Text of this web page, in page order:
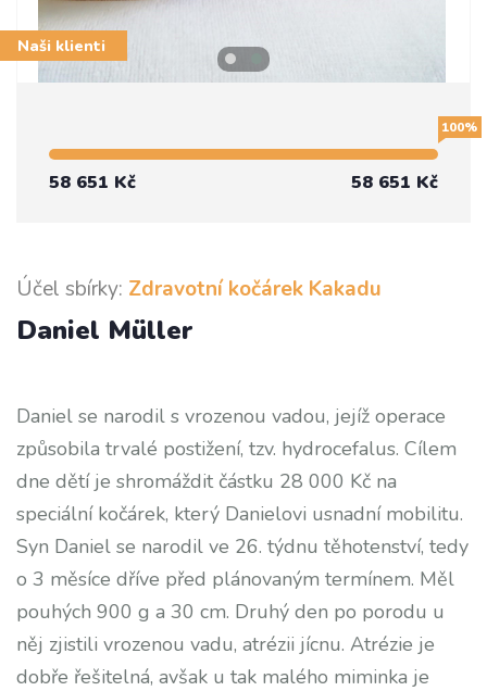
Naši klienti
100%
58 651 Kč 58 651 Kč
Účel sbírky: Zdravotní kočárek Kakadu
Daniel Müller
Daniel se narodil s vrozenou vadou, jejíž operace
způsobila trvalé postižení, tzv. hydrocefalus. Cílem
dne dětí je shromáždit částku 28 000 Kč na
speciální kočárek, který Danielovi usnadní mobilitu.
Syn Daniel se narodil ve 26. týdnu těhotenství, tedy
o 3 měsíce dříve před plánovaným termínem. Měl
pouhých 900 g a 30 cm. Druhý den po porodu u
něj zjistili vrozenou vadu, atrézii jícnu. Atrézie je
dobře řešitelná, avšak u tak malého miminka je